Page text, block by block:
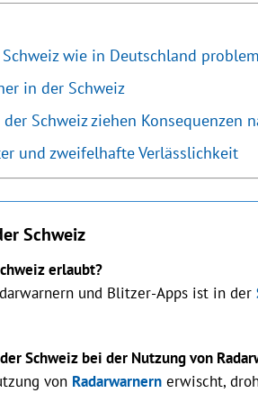
wie in Deutschland
in der Schweiz
Schweiz ziehen Konsequenzen
und zweifelhafte Verlässlichkeit
Schweiz
erlaubt?
und Blitzer-Apps ist in der
Schweiz bei der Nutzung von
von Radarwarnernerwischt,